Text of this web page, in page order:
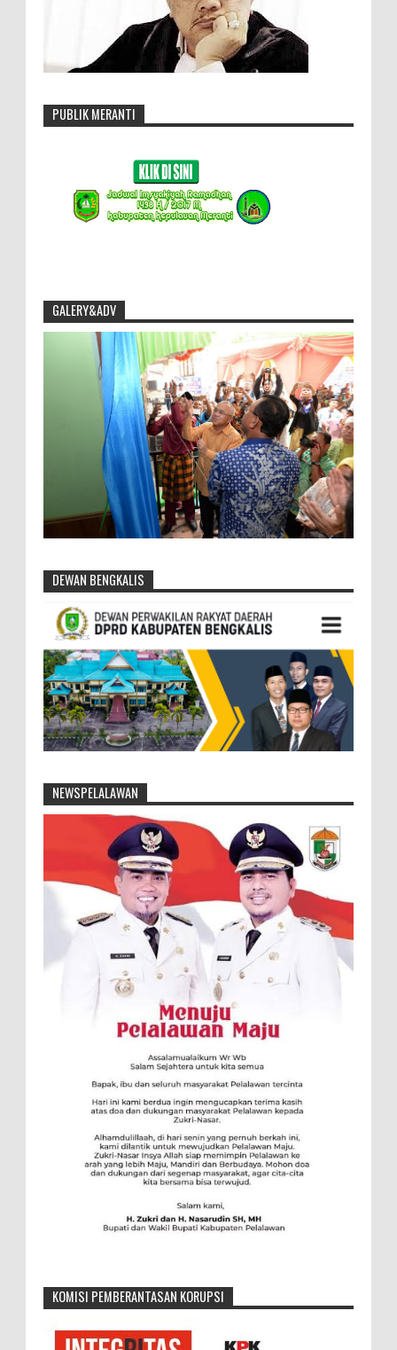
PUBLIK MERANTI
GALERY&ADV
DEWAN BENGKALIS
NEWSPELALAWAN
KOMISI PEMBERANTASAN KORUPSI